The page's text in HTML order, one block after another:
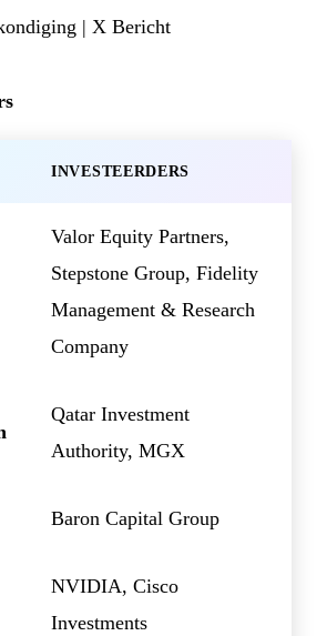
| X Bericht
INVESTEERDERS
Valor Equity Partners,
Stepstone Group, Fidelity
Management & Research
Company
Qatar Investment
Authority, MGX
Baron Capital Group
NVIDIA, Cisco
Investments